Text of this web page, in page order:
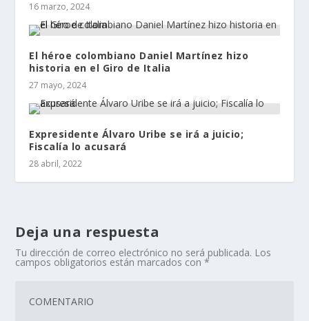
16 marzo, 2024
El héroe colombiano Daniel Martínez hizo
historia en el Giro de Italia
27 mayo, 2024
Expresidente Álvaro Uribe se irá a juicio;
Fiscalía lo acusará
28 abril, 2022
Deja una respuesta
Tu dirección de correo electrónico no será publicada. Los
campos obligatorios están marcados con*